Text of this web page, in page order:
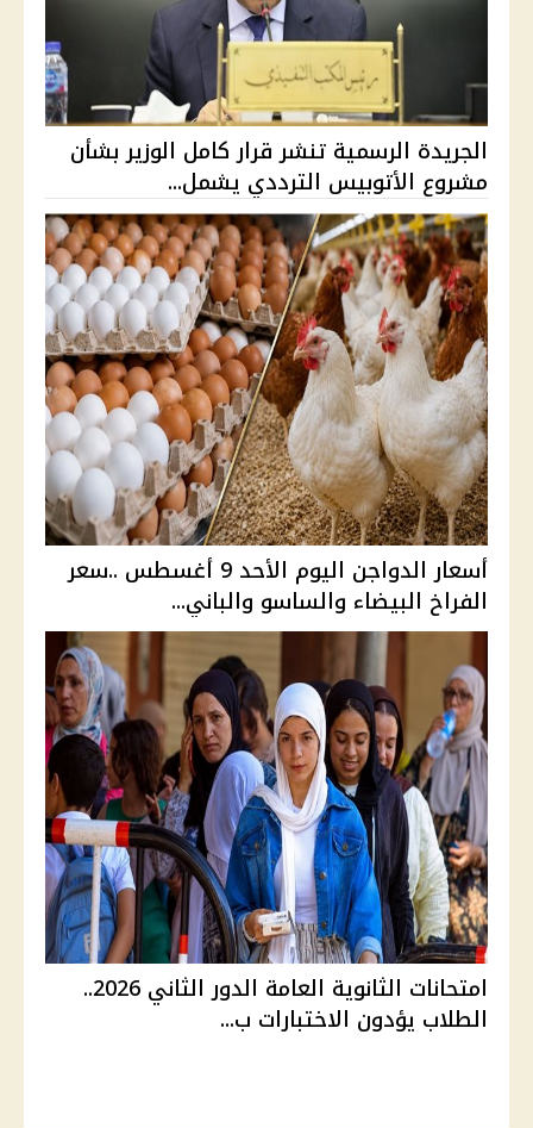
الجريدة الرسمية تنشر قرار كامل الوزير بشأن
مشروع الأتوبيس الترددي يشمل...
أسعار الدواجن اليوم الأحد 9 أغسطس ..سعر
الفراخ البيضاء والساسو والباني...
امتحانات الثانوية العامة الدور الثاني 2026..
الطلاب يؤدون الاختبارات ب...